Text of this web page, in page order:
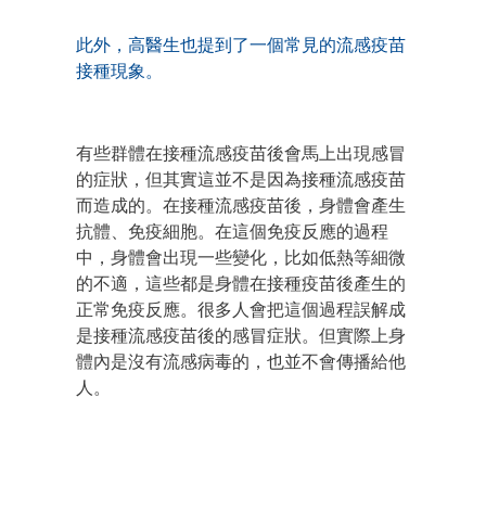
此外，高醫生也提到了一個常見的流感疫苗
接種現象。
有些群體在接種流感疫苗後會馬上出現感冒
的症狀，但其實這並不是因為接種流感疫苗
而造成的。在接種流感疫苗後，身體會產生
抗體、免疫細胞。在這個免疫反應的過程
中，身體會出現一些變化，比如低熱等細微
的不適，這些都是身體在接種疫苗後產生的
正常免疫反應。很多人會把這個過程誤解成
是接種流感疫苗後的感冒症狀。但實際上身
體內是沒有流感病毒的，也並不會傳播給他
人。